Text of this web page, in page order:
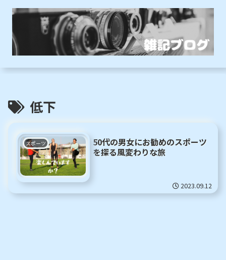
低下
スポーツ
50代の男女にお勧めのスポーツ
を探る風変わりな旅
2023.09.12